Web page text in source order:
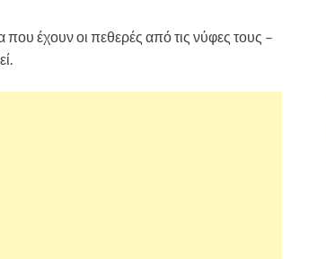
έχουν οι πεθερές από τις νύφες τους –